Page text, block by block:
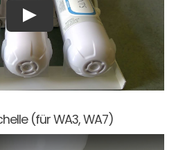
(für WA3, WA7)